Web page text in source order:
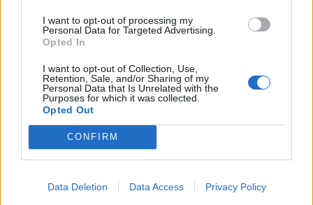
I want to opt-out of processing my
Personal Data for Targeted Advertising.
Opted In
I want to opt-out of Collection, Use,
Retention, Sale, and/or Sharing of my
Personal Data that Is Unrelated with the
Purposes for which it was collected.
Opted Out
CONFIRM
Data Deletion Data Access Privacy Policy